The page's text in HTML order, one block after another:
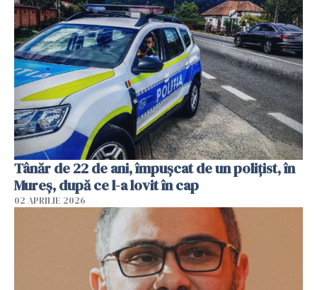
Tânăr de 22 de ani, împușcat de un polițist, în
Mureș, după ce l-a lovit în cap
02 APRILIE 2026